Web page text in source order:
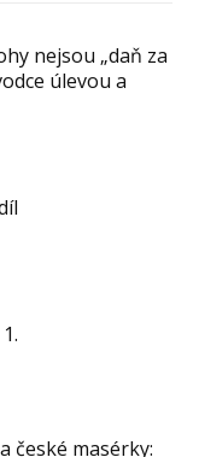
nejsou „daň za
úlevou a
české masérky: